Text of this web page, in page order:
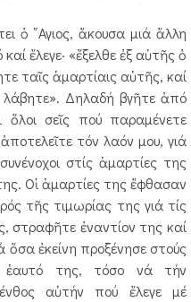
῞Αγιος, ἄκουσα μιά ἄλλη
ἔλεγε· «ἔξελθε ἐξ αὐτῆς ὁ
ταῖς ἁμαρτίαις αὐτῆς, καί
Δηλαδή βγῆτε ἀπό
ὅλοι σεῖς πού παραμένετε
τόν λαόν μου, γιά
στίς ἁμαρτίες της
Οἱ ἁμαρτίες της ἔφθασαν
τῆς τιμωρίας της γιά τίς
στραφῆτε ἐναντίον της καί
ἐκείνη προξένησε στούς
ἑαυτό της, τόσο νά τήν
αὐτήν πού ἔλεγε μέ